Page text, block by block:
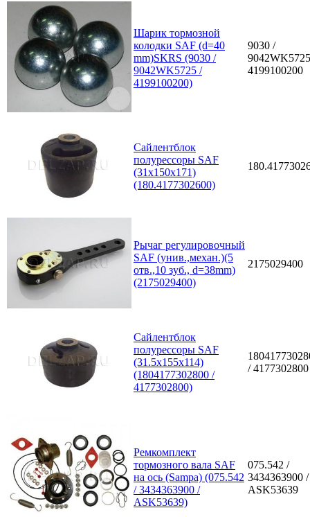
Шарик тормозной
колодки SAF (d=40
mm)SKRS (9030 /
9042WK5725 /
4199100200)
9030 /
4199100200
Сайлентблок
полурессоры SAF
(31x150x171)
(180.4177302600)
Рычаг регулировочный
SAF (унив.,механ.)(5
отв.,10 зуб., d=38mm)
(2175029400)
2175029400
Сайлентблок
полурессоры SAF
(31.5x155x114)
(1804177302800 /
4177302800)
/ 4177302800
Ремкомплект
тормозного вала SAF
на ось (Sampa) (075.542
/ 3434363900 /
ASK53639)
075.542 /
3434363900 /
ASK53639